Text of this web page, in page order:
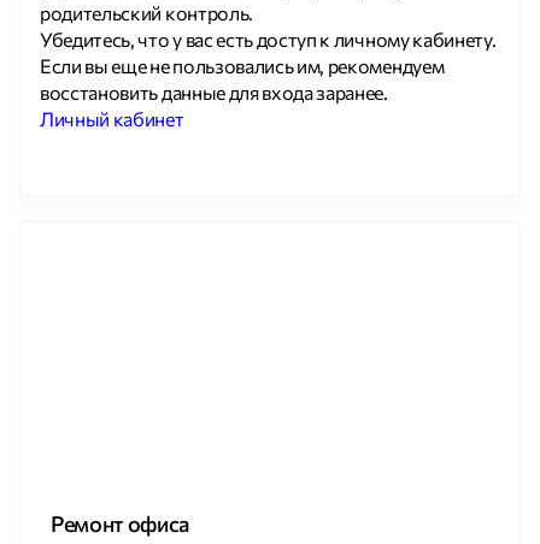
родительский контроль.
Убедитесь, что у вас есть доступ к личному кабинету.
Если вы еще не пользовались им, рекомендуем
восстановить данные для входа заранее.
Личный кабинет
Ремонт офиса